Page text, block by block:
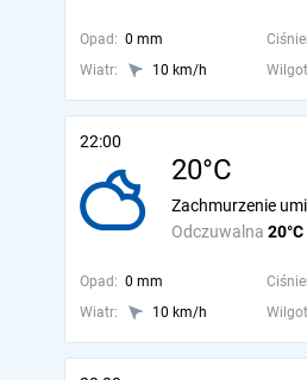
Opad: 0 mm
Wiatr:
10 km/h
22:00
20°C
Odczuwalna 20°C
Zachmurzenie
Opad: 0 mm
Wiatr:
10 km/h